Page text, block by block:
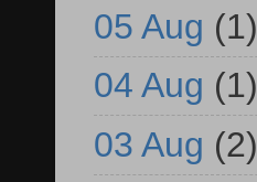
05 Aug (1)
04 Aug (1)
03 Aug (2)